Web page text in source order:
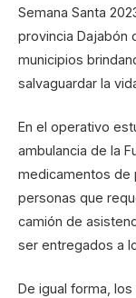
Semana Santa
provincia Dajabón
municipios
salvaguardar la
En el operativo
ambulancia de la
medicamentos de
personas que
camión de
ser entregados a
De igual forma,